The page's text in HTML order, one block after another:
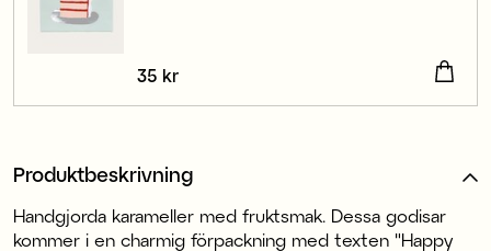
Pris:35 kr
35 kr
Produktbeskrivning
Handgjorda karameller med fruktsmak. Dessa godisar
kommer i en charmig förpackning med texten "Happy